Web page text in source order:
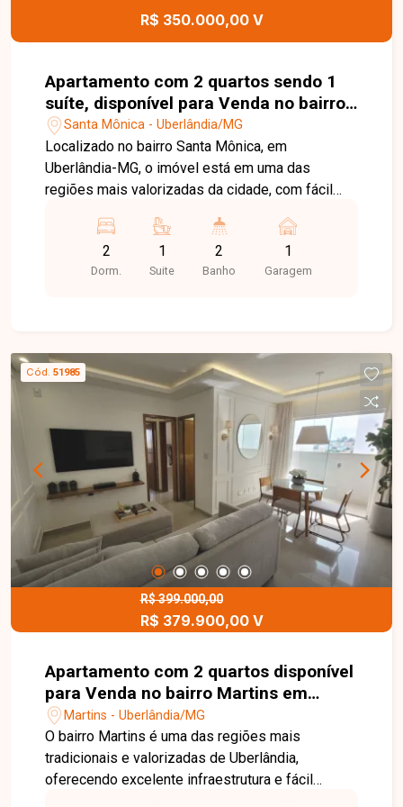
Uberlândia. Entre em contato e agende sua visita
para conhecer este imóvel.
R$ 350.000,00 V
Apartamento com 2 quartos sendo 1
suíte, disponível para Venda no bairro
Santa Mônica em Uberlândia-MG
Santa Mônica - Uberlândia/MG
Localizado no bairro Santa Mônica, em
Uberlândia-MG, o imóvel está em uma das
regiões mais valorizadas da cidade, com fácil
escolas, comércios e diversos serviços,
proporcionando praticidade e qualidade de vida
no dia a dia. Sala com sacada, 2 quartos sendo 1
e confortáveis para toda a família. Uma excelente
oportunidade para quem busca morar ou investir
em uma localização privilegiada. Agende sua
visita e venha conhecer este imóvel!
2
Dorm.
1
Suite
2
Banho
1
Garagem
Cód. 51985
R$ 399.000,00
R$ 379.900,00 V
Apartamento com 2 quartos disponível
para Venda no bairro Martins em
Uberlândia-MG
Martins - Uberlândia/MG
O bairro Martins é uma das regiões mais
tradicionais e valorizadas de Uberlândia,
oferecendo excelente infraestrutura e fácil